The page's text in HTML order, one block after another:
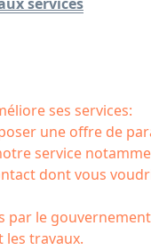
ses services:
une offre de
service
dont vous
le
les travaux.